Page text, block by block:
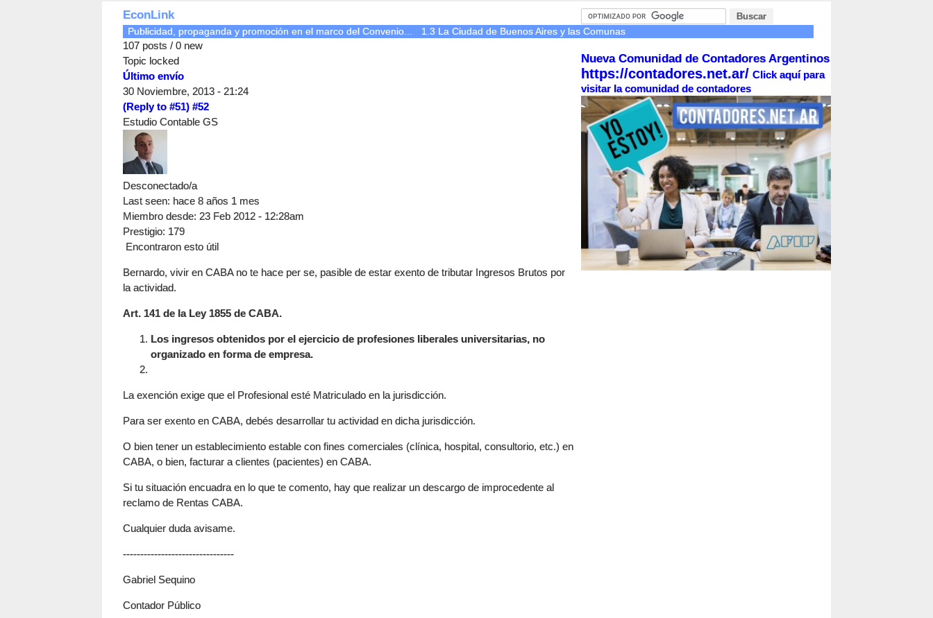
EconLink
Publicidad, propaganda y promoción en el marco del Convenio... 1.3 La Ciudad de Buenos Aires y las Comunas
107 posts / 0 new
Topic locked
Último envío
30 Noviembre, 2013 - 21:24
(Reply to #51) #52
Estudio Contable GS
Desconectado/a
Last seen: hace 8 años 1 mes
Miembro desde: 23 Feb 2012 - 12:28am
Prestigio: 179
Encontraron esto útil
Bernardo, vivir en CABA no te hace per se, pasible de estar exento de tributar Ingresos Brutos por
la actividad.
Art. 141 de la Ley 1855 de CABA.
Los ingresos obtenidos por el ejercicio de profesiones liberales universitarias, no
organizado en forma de empresa.
La exención exige que el Profesional esté Matriculado en la jurisdicción.
Para ser exento en CABA, debés desarrollar tu actividad en dicha jurisdicción.
O bien tener un establecimiento estable con fines comerciales (clínica, hospital, consultorio, etc.) en
CABA, o bien, facturar a clientes (pacientes) en CABA.
Si tu situación encuadra en lo que te comento, hay que realizar un descargo de improcedente al
reclamo de Rentas CABA.
Cualquier duda avisame.
--------------------------------
Gabriel Sequino
Contador Público
Nueva Comunidad de Contadores Argentinos
https://contadores.net.ar/ Click aquí para
visitar la comunidad de contadores